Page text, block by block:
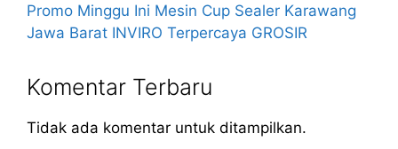
Promo Minggu Ini Mesin Cup Sealer Karawang
Jawa Barat INVIRO Terpercaya GROSIR
Komentar Terbaru
Tidak ada komentar untuk ditampilkan.